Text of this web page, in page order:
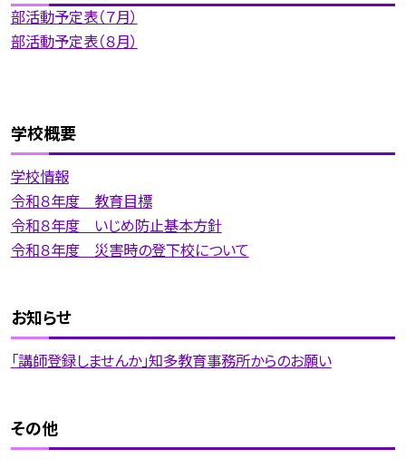
部活動予定表（７月）
部活動予定表（８月）
学校概要
学校情報
令和８年度 教育目標
令和８年度 いじめ防止基本方針
令和８年度 災害時の登下校について
お知らせ
「講師登録しませんか」知多教育事務所からのお願い
その他